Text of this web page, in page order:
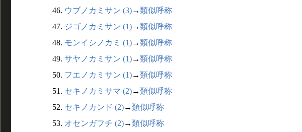
46. ウブノカミサン (3)→類似呼称
47. ジゴノカミサン (1)→類似呼称
48. モンイシノカミ (1)→類似呼称
49. サヤノカミサン (1)→類似呼称
50. フエノカミサン (1)→類似呼称
51. セキノカミサマ (2)→類似呼称
52. セキノカンド (2)→類似呼称
53. オセンガフチ (2)→類似呼称